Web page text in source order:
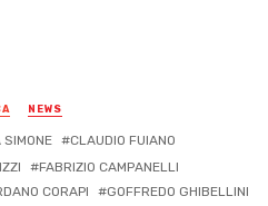
NEWS
SIMONE
CLAUDIO FUIANO
FABRIZIO CAMPANELLI
CORAPI
GOFFREDO GHIBELLINI